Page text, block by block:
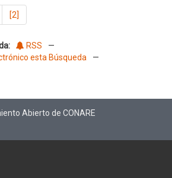
[2]
RSS
—
esta Búsqueda
—
Abierto de CONARE